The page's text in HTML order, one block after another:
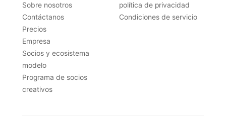
Sobre nosotros
Contáctanos
Precios
Empresa
Socios y ecosistema
modelo
Programa de socios
creativos
política de privacidad
Condiciones de servicio